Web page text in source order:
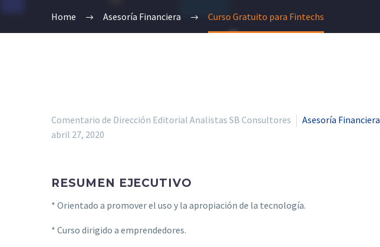
Home Asesoría Financiera Curso Gratuito para Fintechs
Comentario de Dirección Editorial Analistas SB Consultores Asesoría Financiera
abril 27, 2020
RESUMEN EJECUTIVO
* Orientado a promover el uso y la apropiación de la tecnología.
* Curso dirigido a emprendedores.